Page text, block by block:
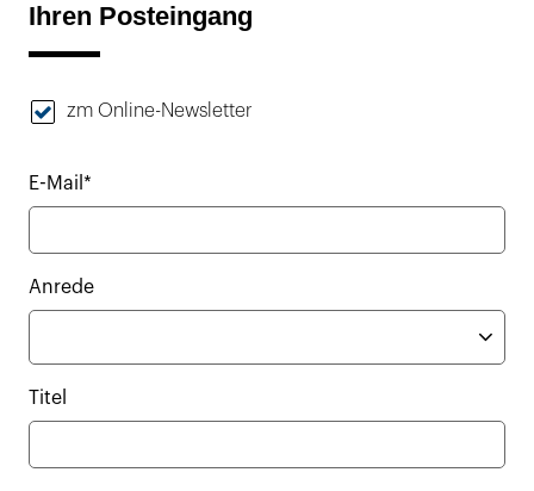
Ihren Posteingang
zm Online-Newsletter
E-Mail*
Anrede
Titel